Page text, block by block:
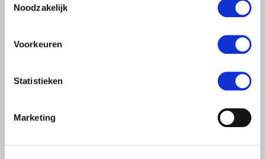
Noodzakelijk
Voorkeuren
Statistieken
Marketing
Het gaat goed met de Nederlandse economie, en de
bijdrage die ze daaraan levert. Tegelijkertijd maken veel
Lees meer